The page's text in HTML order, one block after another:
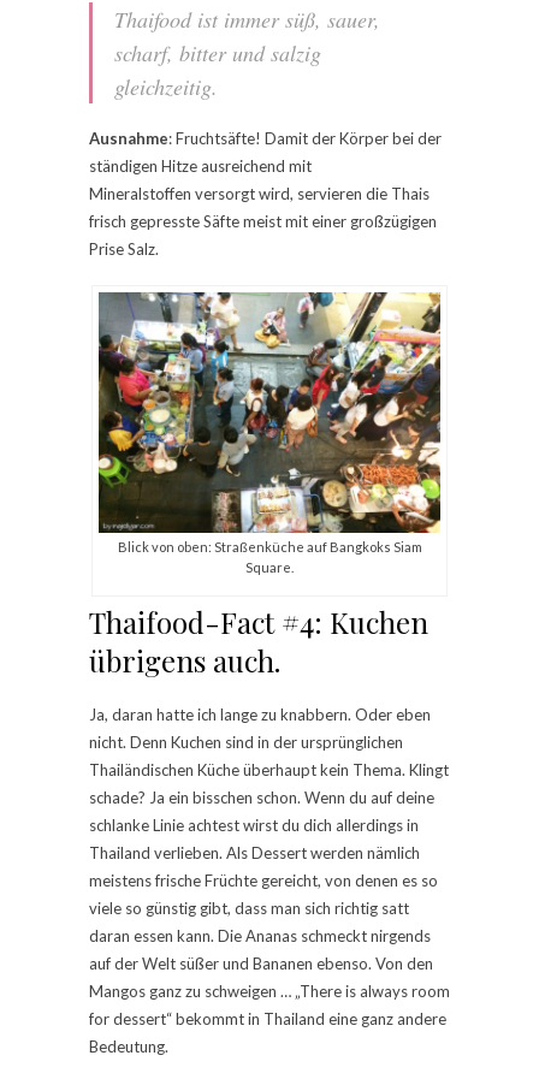
Thaifood ist immer süß, sauer,
scharf, bitter und salzig
gleichzeitig.
Ausnahme: Fruchtsäfte! Damit der Körper bei der
ständigen Hitze ausreichend mit
Mineralstoffen versorgt wird, servieren die Thais
frisch gepresste Säfte meist mit einer großzügigen
Prise Salz.
Blick von oben: Straßenküche auf Bangkoks Siam
Square.
Thaifood-Fact #4: Kuchen
übrigens auch.
Ja, daran hatte ich lange zu knabbern. Oder eben
nicht. Denn Kuchen sind in der ursprünglichen
Thailändischen Küche überhaupt kein Thema. Klingt
schade? Ja ein bisschen schon. Wenn du auf deine
schlanke Linie achtest wirst du dich allerdings in
Thailand verlieben. Als Dessert werden nämlich
meistens frische Früchte gereicht, von denen es so
viele so günstig gibt, dass man sich richtig satt
daran essen kann. Die Ananas schmeckt nirgends
auf der Welt süßer und Bananen ebenso. Von den
Mangos ganz zu schweigen … „There is always room
for dessert“ bekommt in Thailand eine ganz andere
Bedeutung.